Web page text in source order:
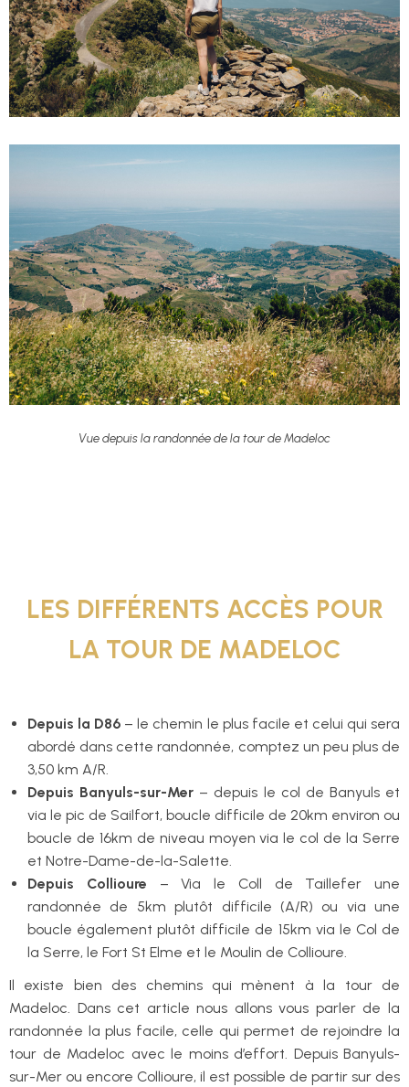
Vue depuis la randonnée de la tour de Madeloc
LES DIFFÉRENTS ACCÈS POUR
LA TOUR DE MADELOC
Depuis la D86 – le chemin le plus facile et celui qui sera
abordé dans cette randonnée, comptez un peu plus de
3,50 km A/R.
Depuis Banyuls-sur-Mer – depuis le col de Banyuls et
via le pic de Sailfort, boucle difficile de 20km environ ou
boucle de 16km de niveau moyen via le col de la Serre
et Notre-Dame-de-la-Salette.
Depuis Collioure – Via le Coll de Taillefer une
randonnée de 5km plutôt difficile (A/R) ou via une
boucle également plutôt difficile de 15km via le Col de
la Serre, le Fort St Elme et le Moulin de Collioure.
Il existe bien des chemins qui mènent à la tour de
Madeloc. Dans cet article nous allons vous parler de la
randonnée la plus facile, celle qui permet de rejoindre la
tour de Madeloc avec le moins d’effort. Depuis Banyuls-
sur-Mer ou encore Collioure, il est possible de partir sur des